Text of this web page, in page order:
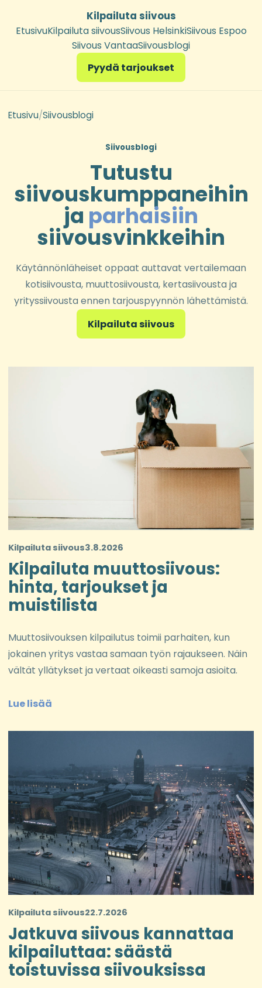
Kilpailuta siivous
EtusivuKilpailuta siivousSiivous HelsinkiSiivous Espoo
Siivous VantaaSiivousblogi
Pyydä tarjoukset
Etusivu/Siivousblogi
Siivousblogi
Tutustu
siivouskumppaneihin
ja parhaisiin
siivousvinkkeihin
Käytännönläheiset oppaat auttavat vertailemaan
kotisiivousta, muuttosiivousta, kertasiivousta ja
yrityssiivousta ennen tarjouspyynnön lähettämistä.
Kilpailuta siivous
Kilpailuta siivous3.8.2026
Kilpailuta muuttosiivous:
hinta, tarjoukset ja
muistilista
Muuttosiivouksen kilpailutus toimii parhaiten, kun
jokainen yritys vastaa samaan työn rajaukseen. Näin
vältät yllätykset ja vertaat oikeasti samoja asioita.
Lue lisää
Kilpailuta siivous22.7.2026
Jatkuva siivous kannattaa
kilpailuttaa: säästä
toistuvissa siivouksissa